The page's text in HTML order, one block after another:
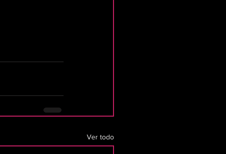
Ver todo